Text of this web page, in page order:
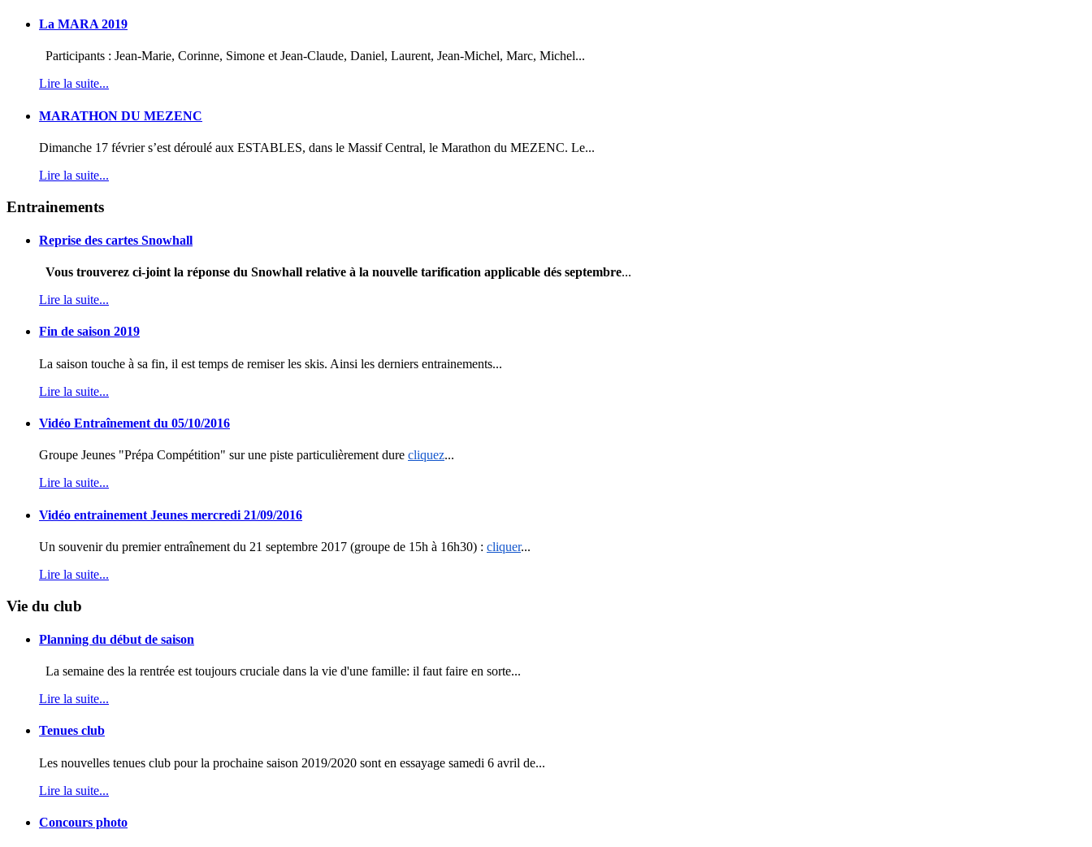
La MARA 2019
Participants : Jean-Marie, Corinne, Simone et Jean-Claude, Daniel, Laurent, Jean-Michel, Marc, Michel...
Lire la suite...
MARATHON DU MEZENC
Dimanche 17 février s’est déroulé aux ESTABLES, dans le Massif Central, le Marathon du MEZENC. Le...
Lire la suite...
Entrainements
Reprise des cartes Snowhall
Vous trouverez ci-joint la réponse du Snowhall relative à la nouvelle tarification applicable dés septembre...
Lire la suite...
Fin de saison 2019
La saison touche à sa fin, il est temps de remiser les skis. Ainsi les derniers entrainements...
Lire la suite...
Vidéo Entraînement du 05/10/2016
Groupe Jeunes "Prépa Compétition" sur une piste particulièrement dure cliquez...
Lire la suite...
Vidéo entrainement Jeunes mercredi 21/09/2016
Un souvenir du premier entraînement du 21 septembre 2017 (groupe de 15h à 16h30) : cliquer...
Lire la suite...
Vie du club
Planning du début de saison
La semaine des la rentrée est toujours cruciale dans la vie d'une famille: il faut faire en sorte...
Lire la suite...
Tenues club
Les nouvelles tenues club pour la prochaine saison 2019/2020 sont en essayage samedi 6 avril de...
Lire la suite...
Concours photo